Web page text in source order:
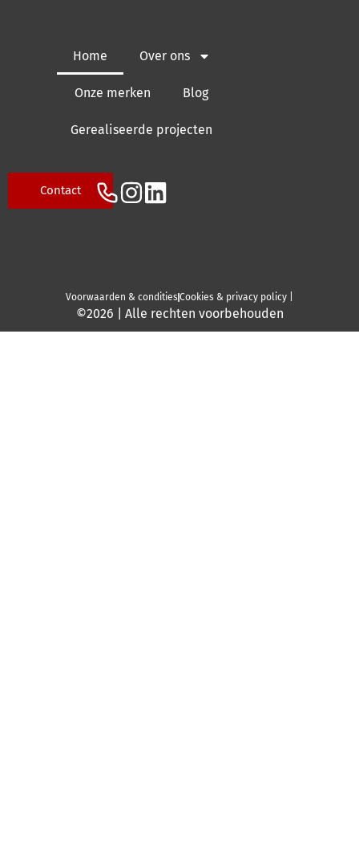
Home Over ons
Onze merken Blog
Gerealiseerde projecten
Contact
Voorwaarden & condities Cookies & privacy policy |
©2026 | Alle rechten voorbehouden